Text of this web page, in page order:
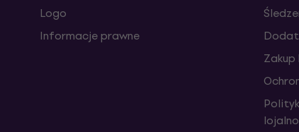
Logo
Informacje prawne
Zakup